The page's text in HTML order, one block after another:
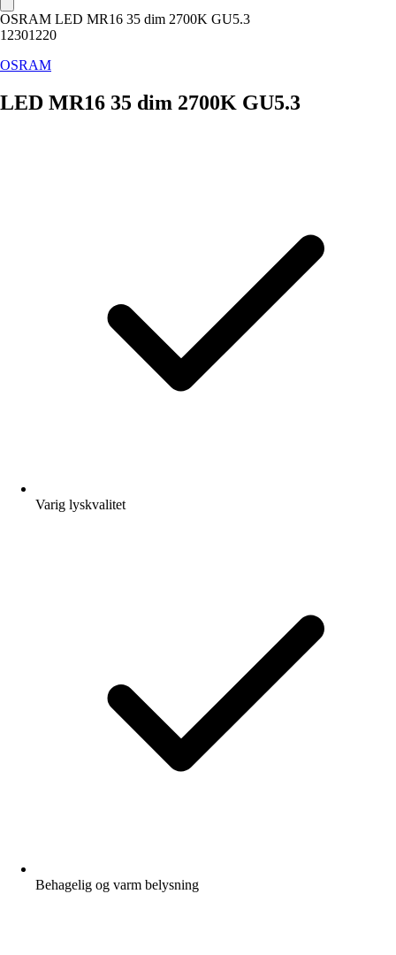
OSRAM LED MR16 35 dim 2700K GU5.3
12301220
OSRAM
LED MR16 35 dim 2700K GU5.3
Varig lyskvalitet
Behagelig og varm belysning